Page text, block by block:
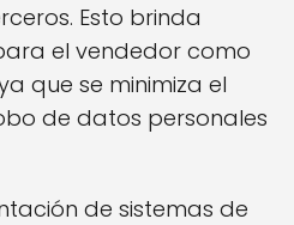
Esto brinda
el vendedor como
que se minimiza el
de datos personales
de sistemas de